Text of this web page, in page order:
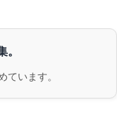
います。